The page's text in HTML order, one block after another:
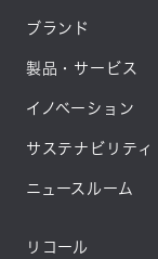
ブランド
製品・サービス
イノベーション
サステナビリティ
ニュースルーム
リコール